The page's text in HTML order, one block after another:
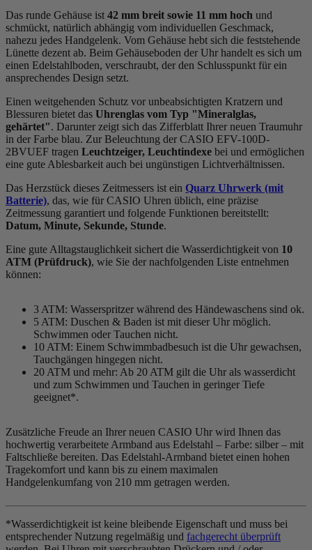
Das runde Gehäuse ist 42 mm breit sowie 11 mm hoch und
schmückt, natürlich abhängig vom individuellen Geschmack,
nahezu jedes Handgelenk. Vom Gehäuse hebt sich die feststehende
Lünette dezent ab. Beim Gehäuseboden der Uhr handelt es sich um
einen Edelstahlboden, verschraubt, der den Schlusspunkt für ein
ansprechendes Design setzt.
Einen weitgehenden Schutz vor unbeabsichtigten Kratzern und
Blessuren bietet das Uhrenglas vom Typ "Mineralglas,
gehärtet". Darunter zeigt sich das Zifferblatt Ihrer neuen Traumuhr
in der Farbe blau. Zur Beleuchtung der CASIO EFV-100D-
2BVUEF tragen Leuchtzeiger, Leuchtindexe bei und ermöglichen
eine gute Ablesbarkeit auch bei ungünstigen Lichtverhältnissen.
Das Herzstück dieses Zeitmessers ist ein Quarz Uhrwerk (mit
Batterie), das, wie für CASIO Uhren üblich, eine präzise
Zeitmessung garantiert und folgende Funktionen bereitstellt:
Datum, Minute, Sekunde, Stunde.
Eine gute Alltagstauglichkeit sichert die Wasserdichtigkeit von 10
ATM (Prüfdruck), wie Sie der nachfolgenden Liste entnehmen
können:
3 ATM: Wasserspritzer während des Händewaschens sind ok.
5 ATM: Duschen & Baden ist mit dieser Uhr möglich.
Schwimmen oder Tauchen nicht.
10 ATM: Einem Schwimmbadbesuch ist die Uhr gewachsen,
Tauchgängen hingegen nicht.
20 ATM und mehr: Ab 20 ATM gilt die Uhr als wasserdicht
und zum Schwimmen und Tauchen in geringer Tiefe
geeignet*.
Zusätzliche Freude an Ihrer neuen CASIO Uhr wird Ihnen das
hochwertig verarbeitete Armband aus Edelstahl – Farbe: silber – mit
Faltschließe bereiten. Das Edelstahl-Armband bietet einen hohen
Tragekomfort und kann bis zu einem maximalen
Handgelenkumfang von 210 mm getragen werden.
*Wasserdichtigkeit ist keine bleibende Eigenschaft und muss bei
entsprechender Nutzung regelmäßig und fachgerecht überprüft